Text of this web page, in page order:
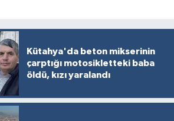
Kütahya'da beton mikserinin
çarptığı motosikletteki baba
öldü, kızı yaralandı